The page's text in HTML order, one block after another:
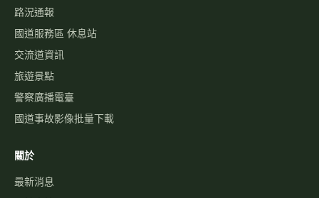
路況通報
國道服務區 休息站
交流道資訊
旅遊景點
警察廣播電臺
國道事故影像批量下載
關於
最新消息